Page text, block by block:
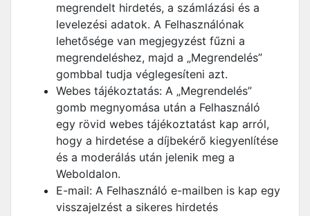
megrendelt hirdetés, a számlázási és a
levelezési adatok. A Felhasználónak
lehetősége van megjegyzést fűzni a
megrendeléshez, majd a „Megrendelés”
gombbal tudja véglegesíteni azt.
Webes tájékoztatás: A „Megrendelés”
gomb megnyomása után a Felhasználó
egy rövid webes tájékoztatást kap arról,
hogy a hirdetése a díjbekérő kiegyenlítése
és a moderálás után jelenik meg a
Weboldalon.
E-mail: A Felhasználó e-mailben is kap egy
visszajelzést a sikeres hirdetés